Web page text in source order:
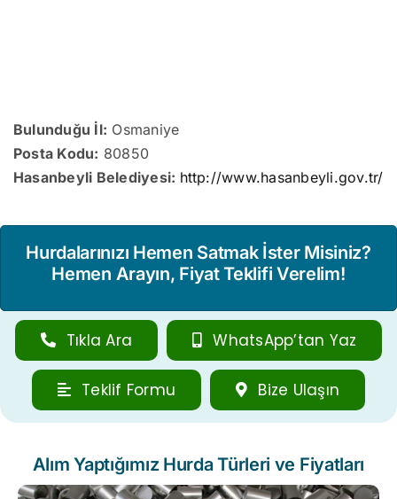
Bulunduğu İl: Osmaniye
Posta Kodu: 80850
Hasanbeyli Belediyesi: http://www.hasanbeyli.gov.tr/
Hurdalarınızı Hemen Satmak İster Misiniz?
Hemen Arayın, Fiyat Teklifi Verelim!
Tıkla Ara WhatsApp’tan Yaz
Teklif Formu Bize Ulaşın
Alım Yaptığımız Hurda Türleri ve Fiyatları